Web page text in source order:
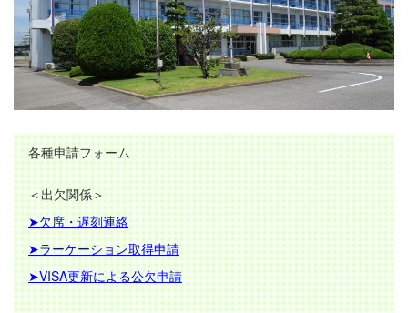
各種申請フォーム
＜出欠関係＞
➤欠席・遅刻連絡
➤ラーケーション取得申請
➤VISA更新による公欠申請